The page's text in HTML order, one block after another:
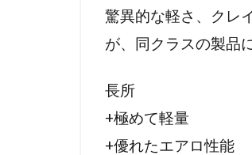
つい
て
イン
驚異的な軽さ、クレ
が、同クラスの製品
長所
+極めて軽量
+優れたエアロ性能